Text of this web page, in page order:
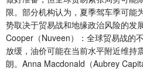
限。部分机构认为，夏季驾车季可能
势取决于贸易战和地缘政治风险的发
Cooper（Nuveen）：全球贸易战的
放缓，油价可能在当前水平附近维持
朗。Anna Macdonald（Aubrey